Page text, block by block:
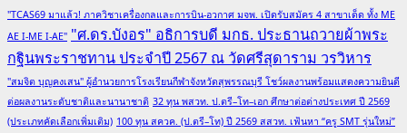
"TCAS69 มาแล้ว! ภาควิชาเครื่องกลและการบิน-อวกาศ มจพ. เปิดรับสมัคร 4 สาขาเด็ด ทั้ง ME
AE I-ME I-AE" "ศ.ดร.บังอร" อธิการบดี มกธ. ประธานถวายผ้าพระ
กฐินพระราชทาน ประจำปี 2567 ณ วัดศรีสุดาราม วรวิหาร
"สมจิต บุญคงเสน" ผู้อำนวยการโรงเรียนกีฬาจังหวัดสุพรรณบุรี โชว์ผลงานพร้อมแสดงความยินดี
ต่อผลงานระดับชาติและนานาชาติ 32 ทุน พสวท. ป.ตรี–โท–เอก ศึกษาต่อต่างประเทศ ปี 2569
(ประเภทคัดเลือกเพิ่มเติม) 100 ทุน สควค. (ป.ตรี–โท) ปี 2569 สสวท. เฟ้นหา “ครู SMT รุ่นใหม่”